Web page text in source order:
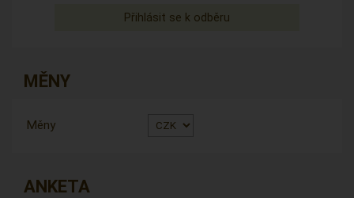
MĚNY
Měny
ANKETA